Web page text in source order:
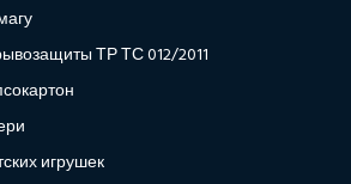
ТР ТС 012/2011
игрушек